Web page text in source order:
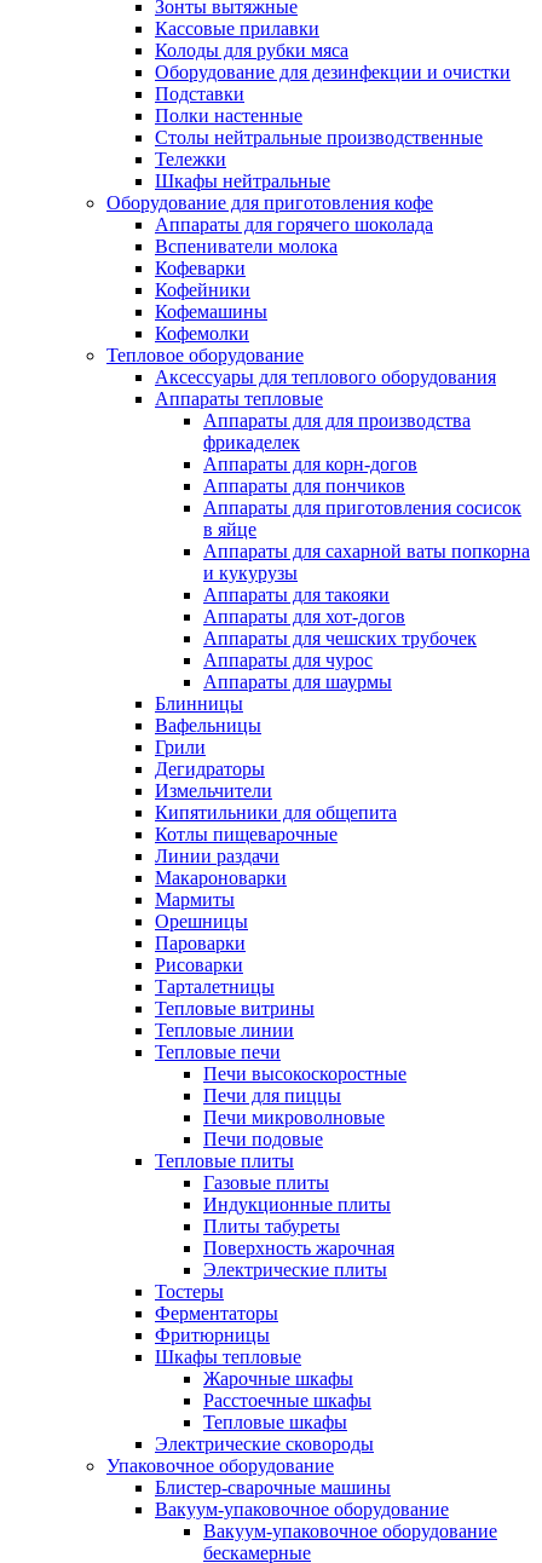
Зонты вытяжные
Кассовые прилавки
Колоды для рубки мяса
Оборудование для дезинфекции и очистки
Подставки
Полки настенные
Столы нейтральные производственные
Тележки
Шкафы нейтральные
Оборудование для приготовления кофе
Аппараты для горячего шоколада
Вспениватели молока
Кофеварки
Кофейники
Кофемашины
Кофемолки
Тепловое оборудование
Аксессуары для теплового оборудования
Аппараты тепловые
Аппараты для для производства
фрикаделек
Аппараты для корн-догов
Аппараты для пончиков
Аппараты для приготовления сосисок
в яйце
Аппараты для сахарной ваты попкорна
и кукурузы
Аппараты для такояки
Аппараты для хот-догов
Аппараты для чешских трубочек
Аппараты для чурос
Аппараты для шаурмы
Блинницы
Вафельницы
Грили
Дегидраторы
Измельчители
Кипятильники для общепита
Котлы пищеварочные
Линии раздачи
Макароноварки
Мармиты
Орешницы
Пароварки
Рисоварки
Тарталетницы
Тепловые витрины
Тепловые линии
Тепловые печи
Печи высокоскоростные
Печи для пиццы
Печи микроволновые
Печи подовые
Тепловые плиты
Газовые плиты
Индукционные плиты
Плиты табуреты
Поверхность жарочная
Электрические плиты
Тостеры
Ферментаторы
Фритюрницы
Шкафы тепловые
Жарочные шкафы
Расстоечные шкафы
Тепловые шкафы
Электрические сковороды
Упаковочное оборудование
Блистер-сварочные машины
Вакуум-упаковочное оборудование
Вакуум-упаковочное оборудование
беcкамерные